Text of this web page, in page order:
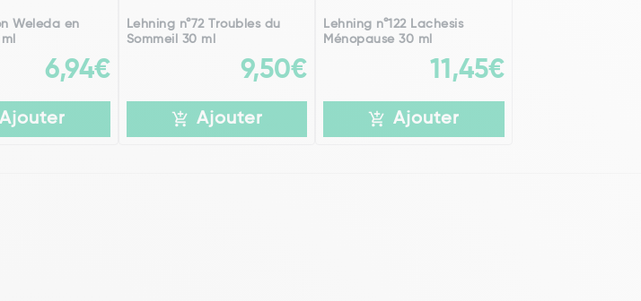
Weleda en
6,94€
Ajouter
Lehning n°72 Troubles du
Sommeil 30 ml
9,50€
Ajouter
Lehning n°122 Lachesis
Ménopause 30 ml
11,45€
Ajouter